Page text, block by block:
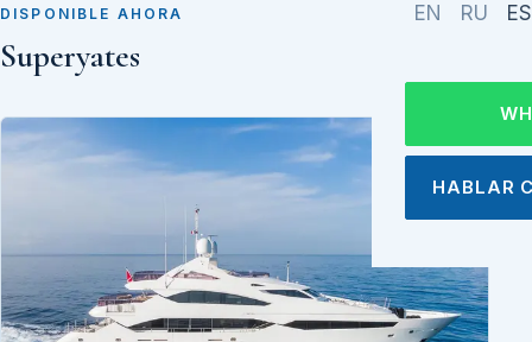
EN RU ES
HABLAR
DISPONIBLE AHORA
Superyates